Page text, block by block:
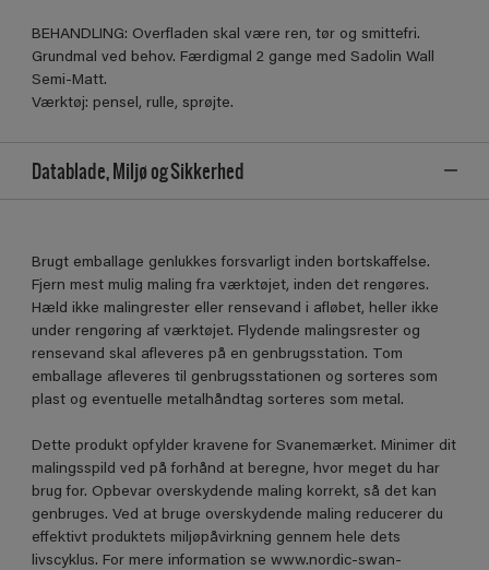
BEHANDLING: Overfladen skal være ren, tør og smittefri.
Grundmal ved behov. Færdigmal 2 gange med Sadolin Wall
Semi-Matt.
Værktøj: pensel, rulle, sprøjte.
Datablade, Miljø og Sikkerhed
Brugt emballage genlukkes forsvarligt inden bortskaffelse.
Fjern mest mulig maling fra værktøjet, inden det rengøres.
Hæld ikke malingrester eller rensevand i afløbet, heller ikke
under rengøring af værktøjet. Flydende malingsrester og
rensevand skal afleveres på en genbrugsstation. Tom
emballage afleveres til genbrugsstationen og sorteres som
plast og eventuelle metalhåndtag sorteres som metal.
Dette produkt opfylder kravene for Svanemærket. Minimer dit
malingsspild ved på forhånd at beregne, hvor meget du har
brug for. Opbevar overskydende maling korrekt, så det kan
genbruges. Ved at bruge overskydende maling reducerer du
effektivt produktets miljøpåvirkning gennem hele dets
livscyklus. For mere information se www.nordic-swan-